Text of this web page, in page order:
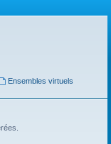
Ensembles virtuels